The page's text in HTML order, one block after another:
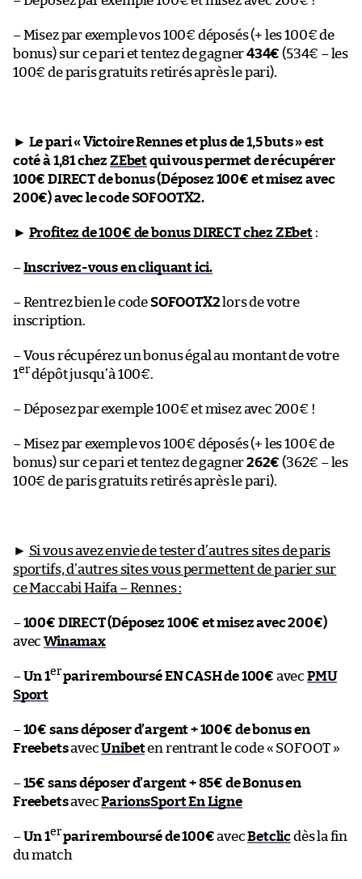
– Misez par exemple vos 100€ déposés (+ les 100€ de
bonus) sur ce pari et tentez de gagner434€ (534€ – les
100€ de paris gratuits retirés après le pari).
► Le pari « Victoire Rennes et plus de 1,5 buts » est
coté à 1,81 chez ZEbetqui vous permet de récupérer
100€ DIRECT de bonus (Déposez 100€ et misez avec
200€) avec le code SOFOOTX2.
► Profitez de 100€ de bonus DIRECT chez ZEbet:
–Inscrivez-vous en cliquant ici.
– Rentrez bien le code SOFOOTX2 lors de votre
inscription.
– Vous récupérez un bonus égal au montant de votre
1erdépôt jusqu’à 100€.
– Déposez par exemple 100€ et misez avec 200€ !
– Misez par exemple vos 100€ déposés (+ les 100€ de
bonus) sur ce pari et tentez de gagner262€ (362€ – les
100€ de paris gratuits retirés après le pari).
► Si vous avez envie de tester d’autres sites de paris
sportifs, d’autres sites vous permettent de parier sur
ce Maccabi Haifa – Rennes :
–100€ DIRECT (Déposez 100€ et misez avec 200€)
avecWinamax
–Un 1erpari remboursé EN CASH de 100€ avec PMU
Sport
–10€ sans déposer d’argent + 100€ de bonus en
FreebetsavecUnibeten rentrant le code « SOFOOT »
–15€ sans déposer d’argent + 85€ de Bonus en
FreebetsavecParionsSport En Ligne
–Un 1erpari remboursé de 100€avecBetclicdès la fin
du match